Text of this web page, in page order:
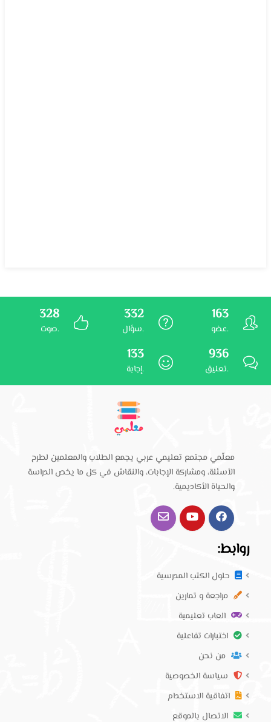
163
عضو.
332
سؤال.
328
صوت.
936
تعليق.
133
إجابة.
معلّمي مجتمع تعليمي عربي يجمع الطلاب والمعلمين لطرح
الأسئلة، ومشاركة الإجابات، والنقاش في كل ما يخص الدراسة
والحياة الأكاديمية.
روابط:
حلول الكتب المدرسية
مراجعة و تمارين
العاب تعليمية
اختبارات تفاعلية
من نحن
سياسة الخصوصية
اتفاقية الاستخدام
الاتصال بالموقع